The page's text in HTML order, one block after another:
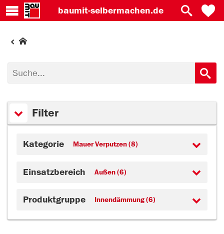
baumit-selbermachen.de
Filter
Kategorie Mauer Verputzen (8)
Einsatzbereich Außen (6)
Produktgruppe Innendämmung (6)